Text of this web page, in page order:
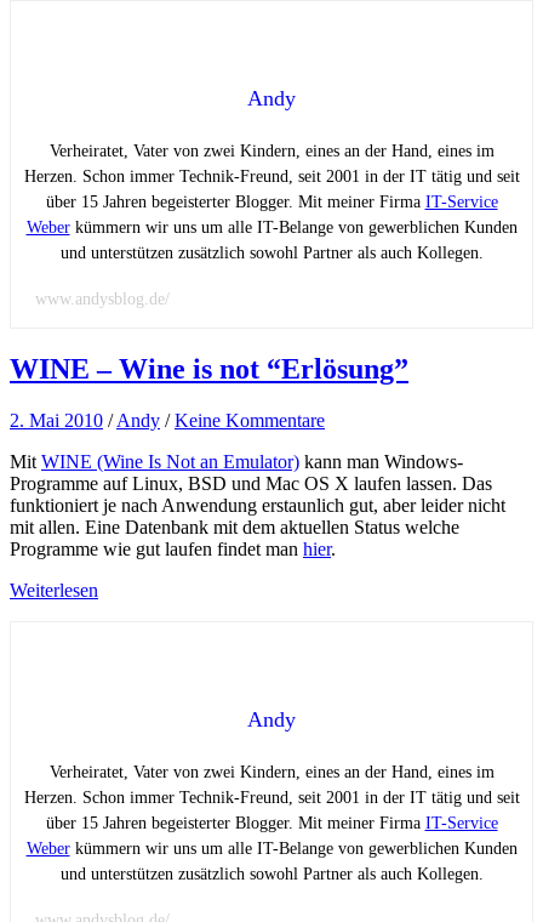
Andy
Verheiratet, Vater von zwei Kindern, eines an der Hand, eines im
Herzen. Schon immer Technik-Freund, seit 2001 in der IT tätig und seit
über 15 Jahren begeisterter Blogger. Mit meiner Firma IT-Service
Weberkümmern wir uns um alle IT-Belange von gewerblichen Kunden
und unterstützen zusätzlich sowohl Partner als auch Kollegen.
www.andysblog.de/
WINE – Wine is not “Erlösung”
2. Mai 2010 /Andy /Keine Kommentare
Mit WINE (Wine Is Not an Emulator) kann man Windows-
Programme auf Linux, BSD und Mac OS X laufen lassen. Das
funktioniert je nach Anwendung erstaunlich gut, aber leider nicht
mit allen. Eine Datenbank mit dem aktuellen Status welche
Programme wie gut laufen findet man hier.
Weiterlesen
Andy
Verheiratet, Vater von zwei Kindern, eines an der Hand, eines im
Herzen. Schon immer Technik-Freund, seit 2001 in der IT tätig und seit
über 15 Jahren begeisterter Blogger. Mit meiner Firma IT-Service
Weberkümmern wir uns um alle IT-Belange von gewerblichen Kunden
und unterstützen zusätzlich sowohl Partner als auch Kollegen.